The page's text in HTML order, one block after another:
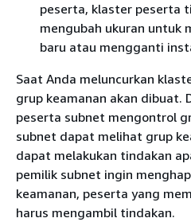
peserta, klaster peserta
mengubah ukuran untuk
baru atau mengganti
Saat Anda meluncurkan
grup keamanan akan dibuat.
peserta subnet mengontrol
subnet dapat melihat grup
dapat melakukan tindakan
pemilik subnet ingin
keamanan, peserta yang
harus mengambil tindakan.